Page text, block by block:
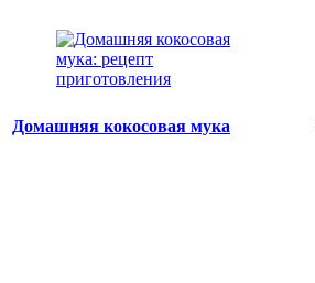
Домашняя кокосовая мука